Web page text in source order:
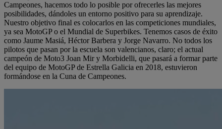
Campeones, hacemos todo lo posible por ofrecerles las mejores
posibilidades, dándoles un entorno positivo para su aprendizaje.
Nuestro objetivo final es colocarlos en las competiciones mundiales,
ya sea MotoGP o el Mundial de Superbikes. Tenemos casos de éxito
como Jaume Masiá, Héctor Barbera y Jorge Navarro. No todos los
pilotos que pasan por la escuela son valencianos, claro; el actual
campeón de Moto3 Joan Mir y Morbidelli, que pasará a formar parte
del equipo de MotoGP de Estrella Galicia en 2018, estuvieron
formándose en la Cuna de Campeones.